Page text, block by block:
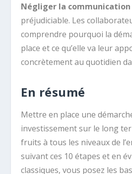
Négliger la
préjudiciable. Les
comprendre pourquoi la
place et ce qu’elle va leur
concrètement au quotidien
En résumé
Mettre en place une
investissement sur le long
fruits à tous les niveaux de
suivant ces 10 étapes et en
classiques, vous posez les